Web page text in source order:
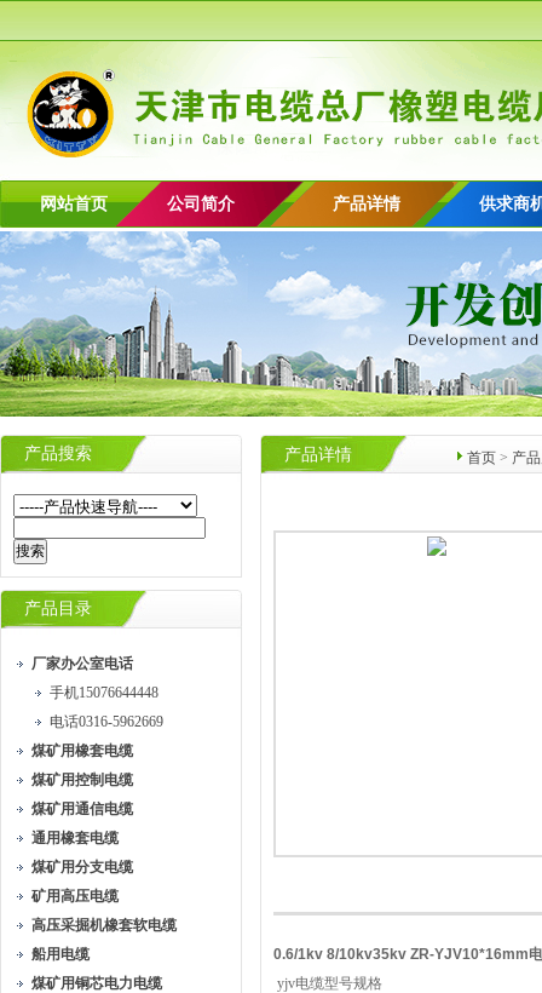
网站首页 公司简介 产品详情 供求商
产品搜索
产品目录
厂家办公室电话
手机15076644448
电话0316-5962669
煤矿用橡套电缆
煤矿用控制电缆
煤矿用通信电缆
通用橡套电缆
煤矿用分支电缆
矿用高压电缆
高压采掘机橡套软电缆
船用电缆
煤矿用铜芯电力电缆
首页 > 产
产品详情
0.6/1kv 8/10kv35kv ZR-YJV10*16mm
yjv电缆型号规格